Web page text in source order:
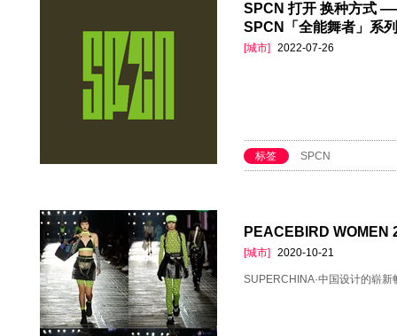
SPCN 打开 换种方式
SPCN「全能舞者」系列
[城市] 2022-07-26
标签 SPCN
PEACEBIRD WOMEN
[城市] 2020-10-21
SUPERCHINA·中国设计的崭新